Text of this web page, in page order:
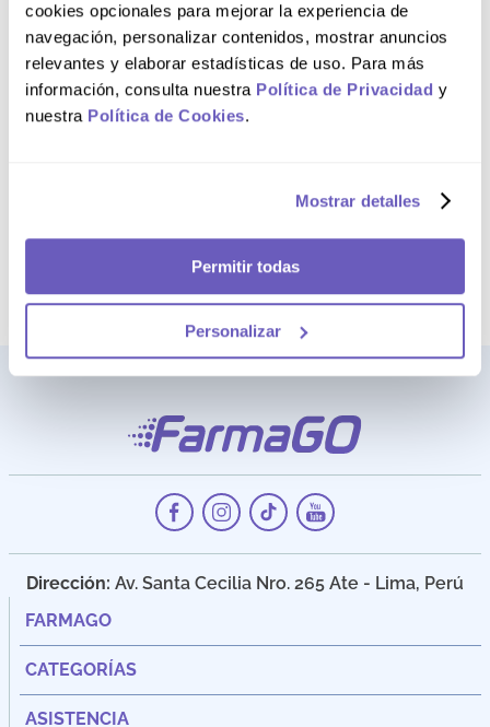
cookies opcionales para mejorar la experiencia de
navegación, personalizar contenidos, mostrar anuncios
relevantes y elaborar estadísticas de uso. Para más
información, consulta nuestra Política de Privacidad y
nuestra Política de Cookies.
Mostrar detalles
Permitir todas
Personalizar
Frasco 120 mL
Plasyodine Bucal
10% Solución Tópica
NO DISPONIBLE
Dirección: Av. Santa Cecilia Nro. 265 Ate - Lima, Perú
FARMAGO
CATEGORÍAS
ASISTENCIA